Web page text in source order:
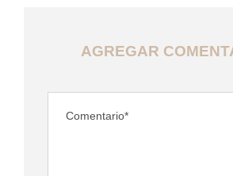
AGREGAR